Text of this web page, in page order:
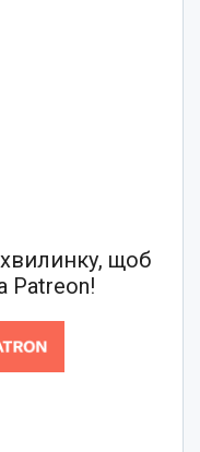
щоб
Patreon!